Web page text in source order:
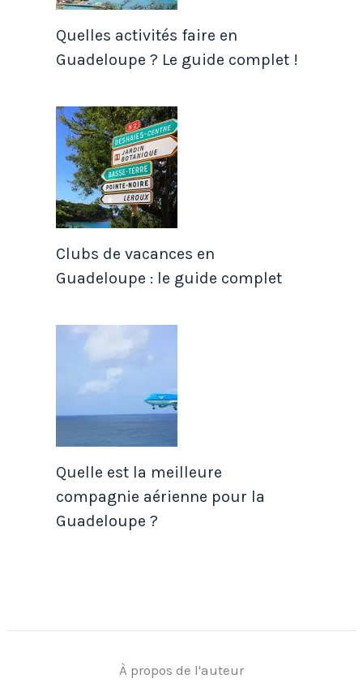
Quelles activités faire en
Guadeloupe ? Le guide complet !
Clubs de vacances en
Guadeloupe : le guide complet
Quelle est la meilleure
compagnie aérienne pour la
Guadeloupe ?
À propos de l'auteur